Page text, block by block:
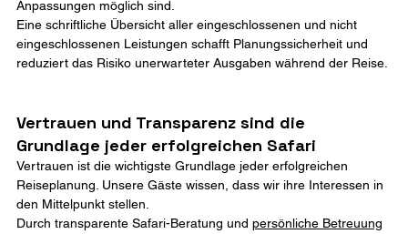
Anpassungen möglich sind.
Eine schriftliche Übersicht aller eingeschlossenen und nicht
eingeschlossenen Leistungen schafft Planungssicherheit und
reduziert das Risiko unerwarteter Ausgaben während der Reise.
Vertrauen und Transparenz sind die
Grundlage jeder erfolgreichen Safari
Vertrauen ist die wichtigste Grundlage jeder erfolgreichen
Reiseplanung. Unsere Gäste wissen, dass wir ihre Interessen in
den Mittelpunkt stellen.
Durch transparente Safari-Beratung und persönliche Betreuung